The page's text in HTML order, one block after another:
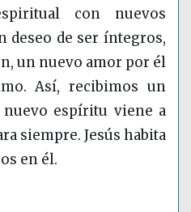
con nuevos
deseo de ser íntegros,
un nuevo amor por él
Así, recibimos un
espíritu viene a
siempre. Jesús habita
en él.